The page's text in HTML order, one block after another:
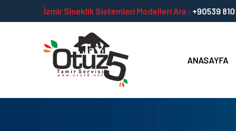
İzmir Sineklik Sistemleri Modelleri Ara : +90539
ANASAYFA